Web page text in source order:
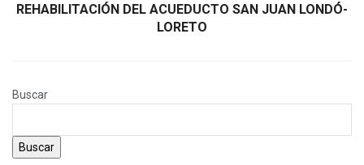
REHABILITACIÓN DEL ACUEDUCTO SAN JUAN LONDÓ-
LORETO
Buscar
Buscar